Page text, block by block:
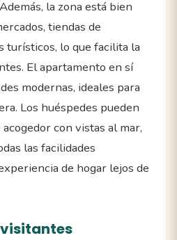
la zona está bien
tiendas de
turísticos, lo que facilita la
El apartamento en sí
modernas, ideales para
Los huéspedes pueden
con vistas al mar,
las facilidades
de hogar lejos de